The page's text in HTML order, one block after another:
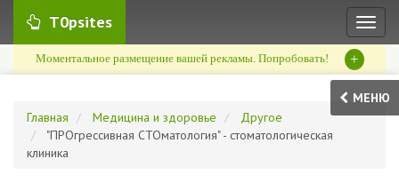
T0psites
Моментальное размещение вашей рекламы. Попробовать! +
МЕНЮ
Главная
Медицина и здоровье
Другое
"ПРОгрессивная СТОматология" - стоматологическая
клиника